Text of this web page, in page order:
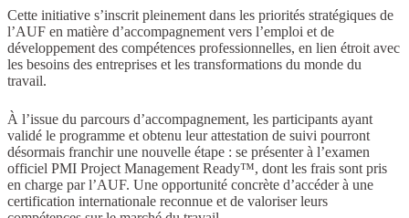
Cette initiative s’inscrit pleinement dans les priorités stratégiques de
l’AUF en matière d’accompagnement vers l’emploi et de
développement des compétences professionnelles, en lien étroit avec
les besoins des entreprises et les transformations du monde du
travail.
À l’issue du parcours d’accompagnement, les participants ayant
validé le programme et obtenu leur attestation de suivi pourront
désormais franchir une nouvelle étape : se présenter à l’examen
officiel PMI Project Management Ready™, dont les frais sont pris
en charge par l’AUF. Une opportunité concrète d’accéder à une
certification internationale reconnue et de valoriser leurs